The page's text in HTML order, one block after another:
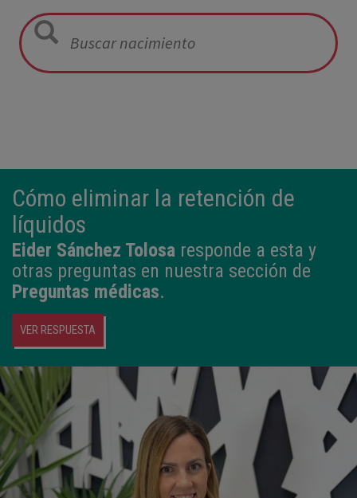
Cómo eliminar la retención de
líquidos
Eider Sánchez Tolosa responde a esta y
otras preguntas en nuestra sección de
Preguntas médicas.
VER RESPUESTA